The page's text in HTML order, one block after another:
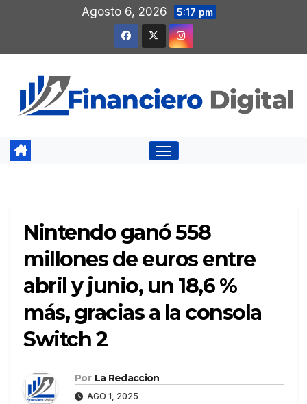
contenido
Agosto 6, 2026 5:17 pm
Nintendo ganó 558
millones de euros entre
abril y junio, un 18,6 %
más, gracias a la consola
Switch 2
Por La Redaccion
AGO 1, 2025